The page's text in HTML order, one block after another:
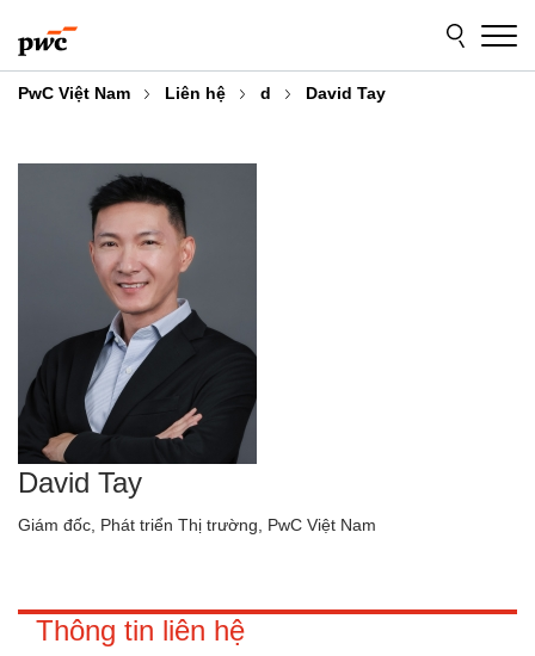
PwC Việt Nam Liên hệ d David Tay
David Tay
Giám đốc, Phát triển Thị trường, PwC Việt Nam
Thông tin liên hệ